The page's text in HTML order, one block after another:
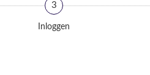
3
Inloggen